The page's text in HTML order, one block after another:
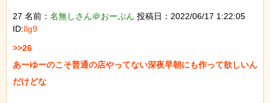
27 名前： 名無しさん＠おーぷん 投稿日：2022/06/17 1:22:05
ID:Ilg9
>>26
あーゆーのこそ普通の店やってない深夜早朝にも作って欲しいん
だけどな